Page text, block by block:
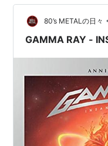
80’s METALの日々
GAMMA RAY -